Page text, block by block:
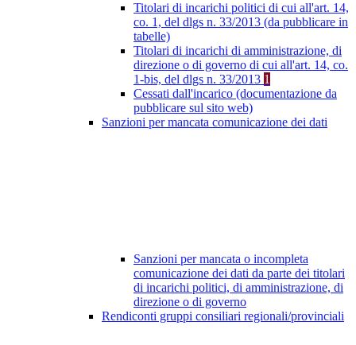
Titolari di incarichi politici di cui all'art. 14,
co. 1, del dlgs n. 33/2013 (da pubblicare in
tabelle)
Titolari di incarichi di amministrazione, di
direzione o di governo di cui all'art. 14, co.
1-bis, del dlgs n. 33/2013 1
Cessati dall'incarico (documentazione da
pubblicare sul sito web)
Sanzioni per mancata comunicazione dei dati
Sanzioni per mancata o incompleta
comunicazione dei dati da parte dei titolari
di incarichi politici, di amministrazione, di
direzione o di governo
Rendiconti gruppi consiliari regionali/provinciali